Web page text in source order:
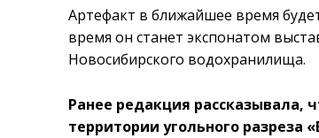
Артефакт в ближайшее время
время он станет экспонатом
Новосибирского водохранилища.
Ранее редакция рассказывала,
территории угольного разреза